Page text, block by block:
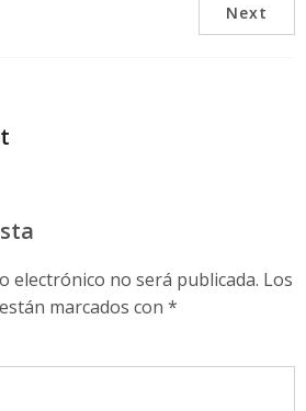
Next
electrónico no será publicada. Los
marcados con *